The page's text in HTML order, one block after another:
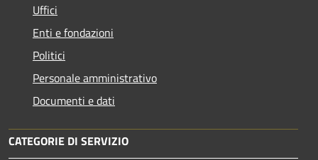
Uffici
Enti e fondazioni
Politici
Personale amministrativo
Documenti e dati
CATEGORIE DI SERVIZIO